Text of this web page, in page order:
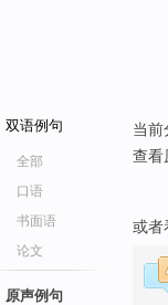
双语例句
全部
口语
书面语
论文
原声例句
当前
查看
或者